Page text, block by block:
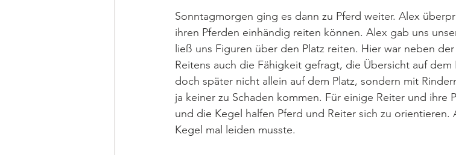
Sonntagmorgen ging es dann zu Pferd weiter. Alex
ihren Pferden einhändig reiten können. Alex gab uns
ließ uns Figuren über den Platz reiten. Hier war neben
Reitens auch die Fähigkeit gefragt, die Übersicht auf
doch später nicht allein auf dem Platz, sondern mit
ja keiner zu Schaden kommen. Für einige Reiter und ihre
und die Kegel halfen Pferd und Reiter sich zu
Kegel mal leiden musste.